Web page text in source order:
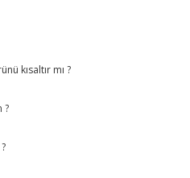
kısaltır mı ?
?